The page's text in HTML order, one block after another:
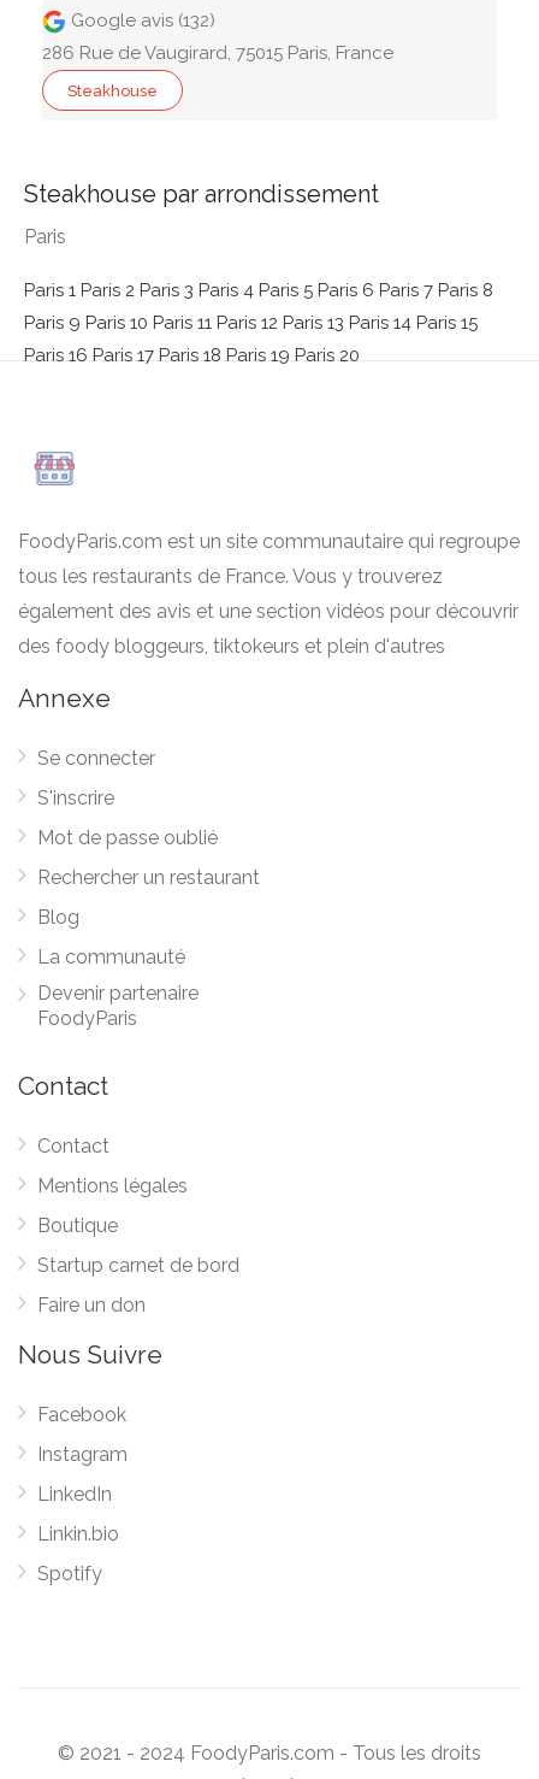
Steakhouse par arrondissement
Paris
Paris 1 Paris 2 Paris 3 Paris 4 Paris 5 Paris 6 Paris 7 Paris 8
Paris 9 Paris 10 Paris 11 Paris 12 Paris 13 Paris 14 Paris 15
Paris 16 Paris 17 Paris 18 Paris 19 Paris 20
Google avis (132)
286 Rue de Vaugirard, 75015 Paris, France
Steakhouse
FoodyParis.com est un site communautaire qui regroupe
tous les restaurants de France. Vous y trouverez
également des avis et une section vidéos pour découvrir
des foody bloggeurs, tiktokeurs et plein d'autres
Annexe
Se connecter
S'inscrire
Mot de passe oublié
Rechercher un restaurant
Blog
La communauté
Devenir partenaire
FoodyParis
Contact
Contact
Mentions légales
Boutique
Startup carnet de bord
Faire un don
Nous Suivre
Facebook
Instagram
LinkedIn
Linkin.bio
Spotify
© 2021 - 2024 FoodyParis.com - Tous les droits